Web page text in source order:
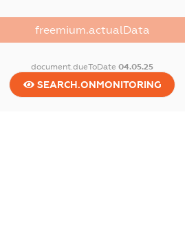
freemium.actualData
document.dueToDate04.05.25
SEARCH.ONMONITORING